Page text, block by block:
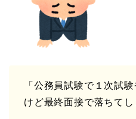
「公務員試験で１次試
けど最終面接で落ちてし